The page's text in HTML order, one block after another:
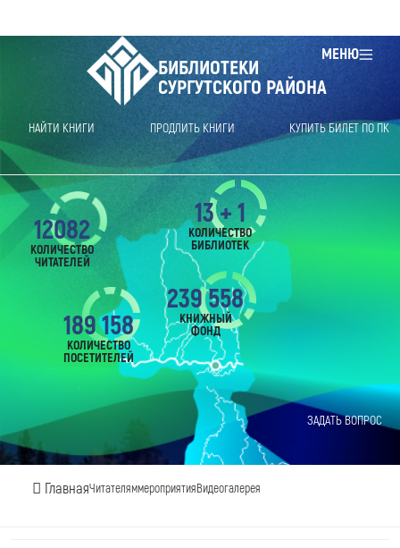
МЕНЮ
БИБЛИОТЕКИ
СУРГУТСКОГО РАЙОНА
НАЙТИ КНИГИ ПРОДЛИТЬ КНИГИ КУПИТЬ БИЛЕТ ПО ПК
ЗАДАТЬ ВОПРОС
ГлавнаяЧитателяммероприятияВидеогалерея
12082
КОЛИЧЕСТВО
ЧИТАТЕЛЕЙ
189 158
КОЛИЧЕСТВО
ПОСЕТИТЕЛЕЙ
239 558
КНИЖНЫЙ
ФОНД
13 + 1
КОЛИЧЕСТВО
БИБЛИОТЕК